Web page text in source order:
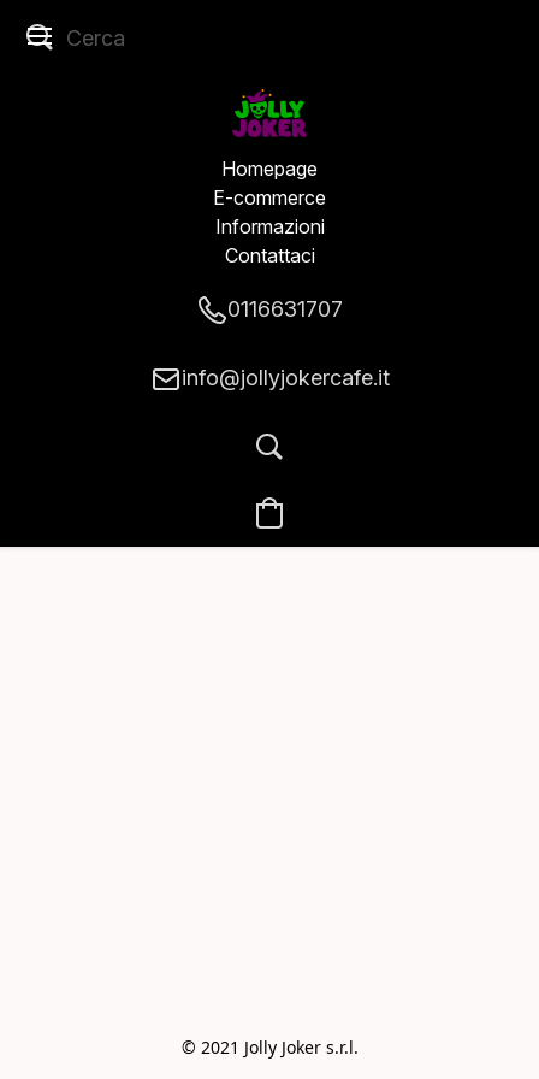
Homepage
E-commerce
Informazioni
Contattaci
0116631707
info@jollyjokercafe.it
© 2021 Jolly Joker s.r.l.